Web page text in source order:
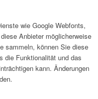
wie Google Webfonts,
Anbieter möglicherweise
sammeln, können Sie diese
die Funktionalität und das
kann. Änderungen